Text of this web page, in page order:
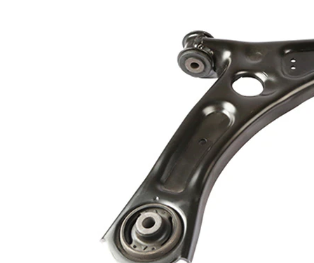
se syntetickým
nosným-/vodicím
VKDS 321098